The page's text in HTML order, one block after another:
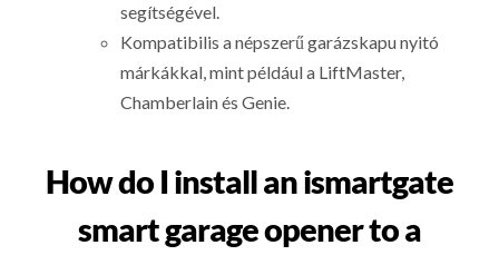
segítségével.
Kompatibilis a népszerű garázskapu nyitó
márkákkal, mint például a LiftMaster,
Chamberlain és Genie.
How do I install an ismartgate
smart garage opener to a